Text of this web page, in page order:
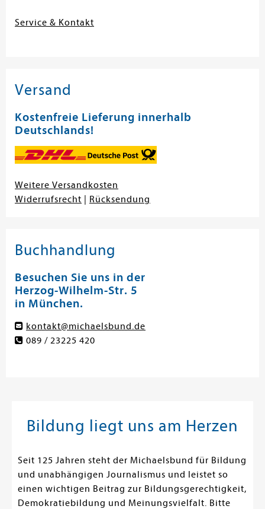
Service & Kontakt
Versand
Kostenfreie Lieferung innerhalb
Deutschlands!
Weitere Versandkosten
Widerrufsrecht
Rücksendung
Buchhandlung
Besuchen Sie uns in der
Herzog-Wilhelm-Str. 5
in München.
kontakt@michaelsbund.de
089 / 23225 420
Bildung liegt uns am Herzen
Seit 125 Jahren steht der Michaelsbund für Bildung
und unabhängigen Journalismus und leistet so
einen wichtigen Beitrag zur Bildungsgerechtigkeit,
Demokratiebildung und Meinungsvielfalt. Bitte